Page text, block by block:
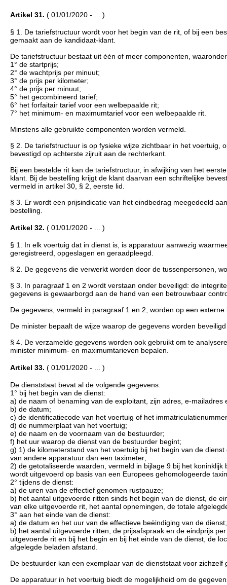
Artikel 31. ( 01/01/2020 - ... )
§ 1. De tariefstructuur wordt voor het begin van de rit, of bij een
gemaakt aan de kandidaat-klant.
De tariefstructuur bestaat uit één of meer componenten,
1° de startprijs;
2° de wachtprijs per minuut;
3° de prijs per kilometer;
4° de prijs per minuut;
5° het gecombineerd tarief;
6° het forfaitair tarief voor een welbepaalde rit;
7° het minimum- en maximumtarief voor een welbepaalde rit.
Minstens alle gebruikte componenten worden vermeld.
§ 2. De tariefstructuur is op fysieke wijze zichtbaar in het
bevestigd op achterste zijruit aan de rechterkant.
Bij een bestelde rit kan de tariefstructuur, in afwijking van het
klant. Bij de bestelling krijgt de klant daarvan een schriftelijke
vermeld in artikel 30, § 2, eerste lid.
§ 3. Er wordt een prijsindicatie van het eindbedrag meegedeeld
bestelling.
Artikel 32. ( 01/01/2020 - ... )
§ 1. In elk voertuig dat in dienst is, is apparatuur aanwezig
geregistreerd, opgeslagen en geraadpleegd.
§ 2. De gegevens die verwerkt worden door de tussenpersonen,
§ 3. In paragraaf 1 en 2 wordt verstaan onder beveiligd: de
gegevens is gewaarborgd aan de hand van een betrouwbaar
De gegevens, vermeld in paragraaf 1 en 2, worden op een
De minister bepaalt de wijze waarop de gegevens worden
§ 4. De verzamelde gegevens worden ook gebruikt om te
minister minimum- en maximumtarieven bepalen.
Artikel 33. ( 01/01/2020 - ... )
De dienststaat bevat al de volgende gegevens:
1° bij het begin van de dienst:
a) de naam of benaming van de exploitant, zijn adres, e-mailadres
b) de datum;
c) de identificatiecode van het voertuig of het
d) de nummerplaat van het voertuig;
e) de naam en de voornaam van de bestuurder;
f) het uur waarop de dienst van de bestuurder begint;
g) 1) de kilometerstand van het voertuig bij het begin van de
van andere apparatuur dan een taximeter;
2) de getotaliseerde waarden, vermeld in bijlage 9 bij het
wordt uitgevoerd op basis van een Europees gehomologeerde
2° tijdens de dienst:
a) de uren van de effectief genomen rustpauze;
b) het aantal uitgevoerde ritten sinds het begin van de dienst, de
van elke uitgevoerde rit, het aantal opnemingen, de totale
3° aan het einde van de dienst:
a) de datum en het uur van de effectieve beëindiging van de dienst;
b) het aantal uitgevoerde ritten, de prijsafspraak en de eindprijs
uitgevoerde rit en bij het begin en bij het einde van de dienst, de
afgelegde beladen afstand.
De bestuurder kan een exemplaar van de dienststaat voor zichzelf
De apparatuur in het voertuig biedt de mogelijkheid om de